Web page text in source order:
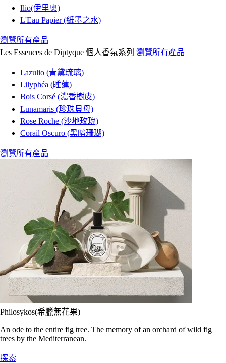
Ilio(伊里奥)
L'Eau Papier (紙墨之水)
瀏覽所有產品
Les Essences de Diptyque 個人香氛系列 瀏覽所有產品
Lazulio (青黛琉璃)
Lilyphéa (睡蓮)
Bois Corsé (濃香樹皮)
Lunamaris (珍珠貝母)
Rose Roche (沙地玫瑰)
Corail Oscuro (黑暗珊瑚)
瀏覽所有產品
Philosykos(希臘無花果)
An ode to the entire fig tree. The memory of an orchard of wild fig
trees by the Mediterranean.
探索